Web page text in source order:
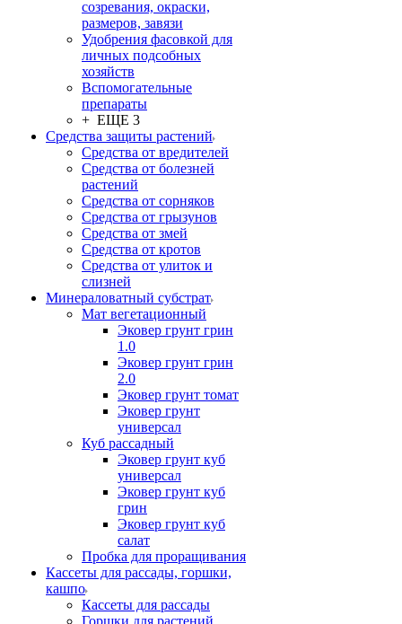
созревания, окраски,
размеров, завязи
Удобрения фасовкой для
личных подсобных
хозяйств
Вспомогательные
препараты
+ ЕЩЕ 3
Средства защиты растений
Средства от вредителей
Средства от болезней
растений
Средства от сорняков
Средства от грызунов
Средства от змей
Средства от кротов
Средства от улиток и
слизней
Минераловатный субстрат
Мат вегетационный
Эковер грунт грин
1.0
Эковер грунт грин
2.0
Эковер грунт томат
Эковер грунт
универсал
Куб рассадный
Эковер грунт куб
универсал
Эковер грунт куб
грин
Эковер грунт куб
салат
Пробка для проращивания
Кассеты для рассады, горшки,
кашпо
Кассеты для рассады
Горшки для растений